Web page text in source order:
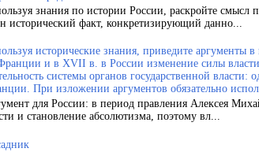
знания по истории России, раскройте смысл
исторический факт, конкретизирующий данно...
исторические знания, приведите аргументы
и в XVII в. в России изменение силы власти
системы органов государственной
При изложении аргументов обязательно
для России: в период правления Алексея
и становление абсолютизма, поэтому вл...